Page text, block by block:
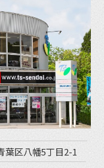
区八幡5丁目2-1